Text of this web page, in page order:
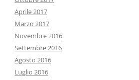
Aprile 2017
Marzo 2017
Novembre 2016
Settembre 2016
Agosto 2016
Luglio 2016